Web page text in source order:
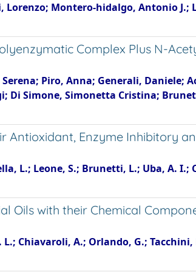
Montero‐hidalgo, Antonio J.;
Complex Plus N-
Piro, Anna; Generali, Daniele;
Di Simone, Simonetta Cristina;
Antioxidant, Enzyme Inhibitory
L.; Leone, S.; Brunetti, L.; Uba, A. I.;
Oils with their Chemical
Chiavaroli, A.; Orlando, G.;